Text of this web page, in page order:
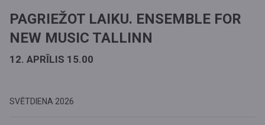
PAGRIEŽOT LAIKU. ENSEMBLE FOR
NEW MUSIC TALLINN
12. APRĪLIS 15.00
SVĒTDIENA 2026